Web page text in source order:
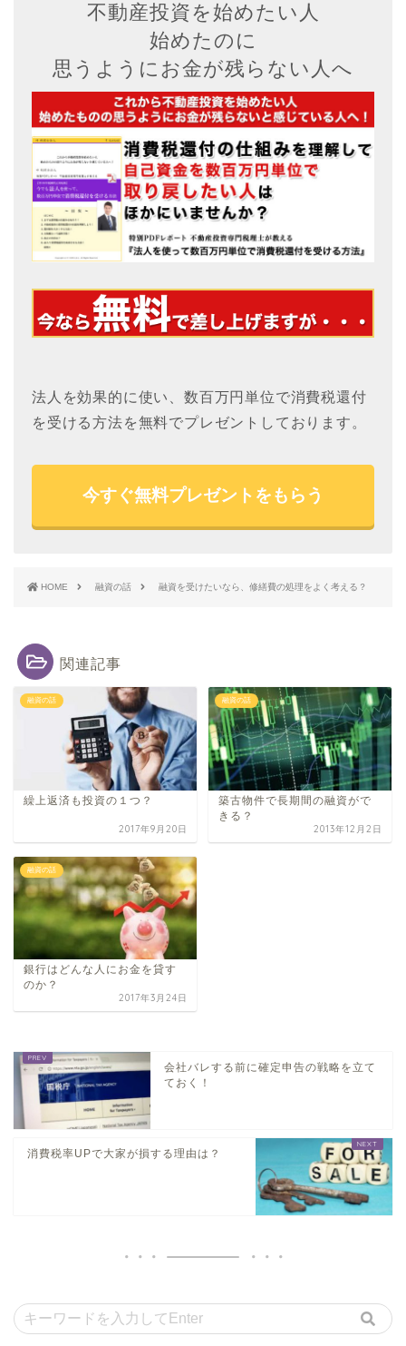
不動産投資を始めたい人
始めたのに
思うようにお金が残らない人へ
法人を効果的に使い、数百万円単位で消費税還付
を受ける方法を無料でプレゼントしております。
今すぐ無料プレゼントをもらう
HOME 融資の話 融資を受けたいなら、修繕費の処理をよく考える？
関連記事
融資の話
繰上返済も投資の１つ？
2017年9月20日
融資の話
築古物件で長期間の融資がで
きる？
2013年12月2日
融資の話
銀行はどんな人にお金を貸す
のか？
2017年3月24日
会社バレする前に確定申告の戦略を立て
ておく！
消費税率UPで大家が損する理由は？